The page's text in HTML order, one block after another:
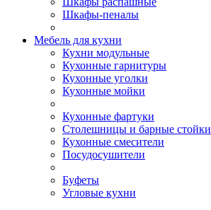
Шкафы-пеналы
Мебель для кухни
Кухни модульные
Кухонные гарнитуры
Кухонные уголки
Кухонные мойки
Кухонные фартуки
Столешницы и барные стойки
Кухонные смесители
Посудосушители
Буфеты
Угловые кухни